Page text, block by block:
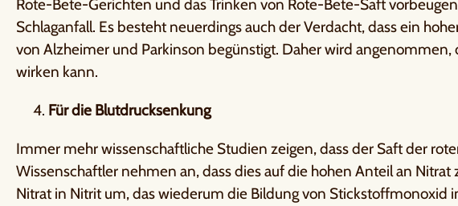
Rote-Bete-Gerichten und das Trinken von Rote-Bete-Saft
Schlaganfall. Es besteht neuerdings auch der Verdacht, dass ein
von Alzheimer und Parkinson begünstigt. Daher wird angenommen,
wirken kann.
Für die Blutdrucksenkung
Immer mehr wissenschaftliche Studien zeigen, dass der Saft der
Wissenschaftler nehmen an, dass dies auf die hohen Anteil an
Nitrat in Nitrit um, das wiederum die Bildung von Stickstoffmonoxid